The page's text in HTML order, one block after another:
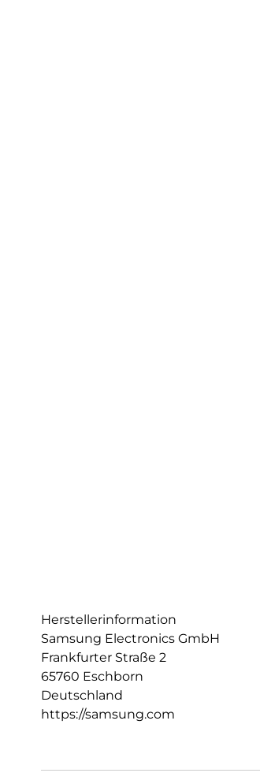
Herstellerinformation
Samsung Electronics GmbH
Frankfurter Straße 2
65760 Eschborn
Deutschland
https://samsung.com